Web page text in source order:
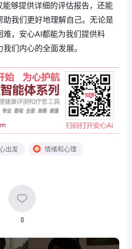
够提供详细的评估报告，还能
我们更好地理解自己。无论是
，安心AI都能为我们提供科
们内心的全面发展。
出发 情绪和心理
0